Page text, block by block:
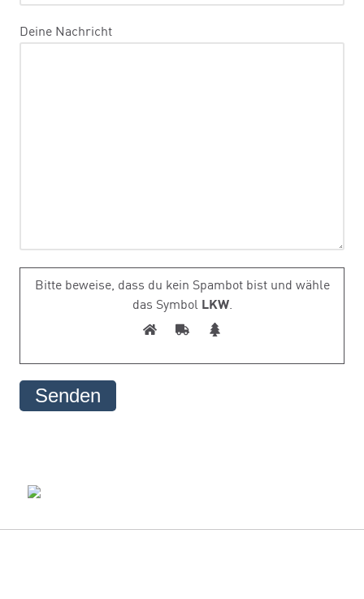
Deine Nachricht
Bitte beweise, dass du kein Spambot bist und wähle
das SymbolLKW.